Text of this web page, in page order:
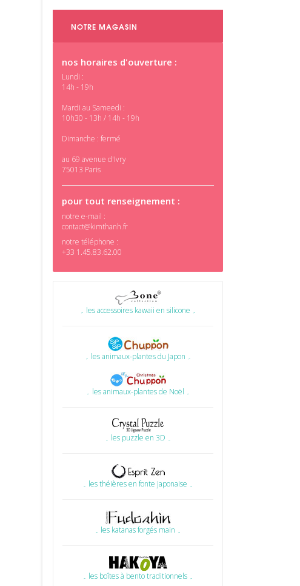
NOTRE MAGASIN
nos horaires d'ouverture :
Lundi :
14h - 19h
Mardi au Sameedi :
10h30 - 13h / 14h - 19h
Dimanche : fermé
au 69 avenue d'Ivry
75013 Paris
pour tout renseignement :
notre e-mail :
contact@kimthanh.fr
notre téléphone :
+33 1.45.83.62.00
۔ les accessoires kawaii en silicone ۔
۔ les animaux-plantes du Japon ۔
۔ les animaux-plantes de Noël ۔
۔ les puzzle en 3D ۔
۔ les théières en fonte japonaise ۔
۔ les katanas forgés main ۔
۔ les boîtes à bento traditionnels ۔